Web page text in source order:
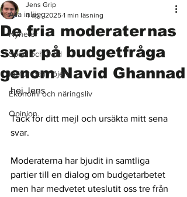
Alla inlägg
Nyheter
Sport och fritid
Kultur och nöjen
Ekonomi och näringsliv
Opinion
De fria moderaternas
svar på budgetfråga
genom Navid Ghannad
Jens Grip
4 apr. 2025 1 min läsning
hej Jens
Tack för ditt mejl och ursäkta mitt sena
svar.
Moderaterna har bjudit in samtliga
partier till en dialog om budgetarbetet
men har medvetet uteslutit oss tre från